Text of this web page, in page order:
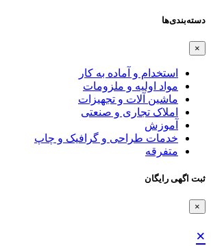
دسته‌بندی‌ها
×
استخدام و آماده به کار
مواد اولیه و ملزومات
ماشین آلات و تجهیزات
املاک تجاری و صنعتی
آموزش
خدمات طراحی و گرافیک و چاپ
متفرقه
ثبت اگهی رایگان
×
×